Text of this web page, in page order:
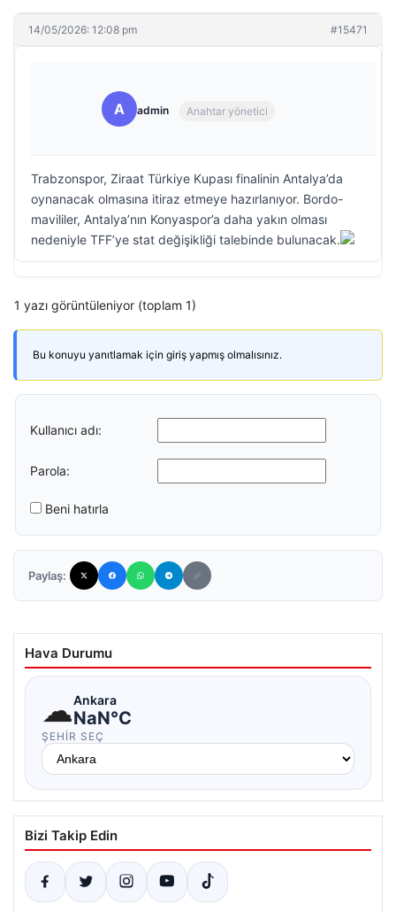
14/05/2026: 12:08 pm #15471
A admin Anahtar yönetici
Trabzonspor, Ziraat Türkiye Kupası finalinin Antalya’da
oynanacak olmasına itiraz etmeye hazırlanıyor. Bordo-
mavililer, Antalya’nın Konyaspor’a daha yakın olması
nedeniyle TFF’ye stat değişikliği talebinde bulunacak.
1 yazı görüntüleniyor (toplam 1)
Bu konuyu yanıtlamak için giriş yapmış olmalısınız.
Kullanıcı adı:
Parola:
Beni hatırla
Paylaş:
Hava Durumu
☁Ankara
NaN°C
ŞEHIR SEÇ
Bizi Takip Edin